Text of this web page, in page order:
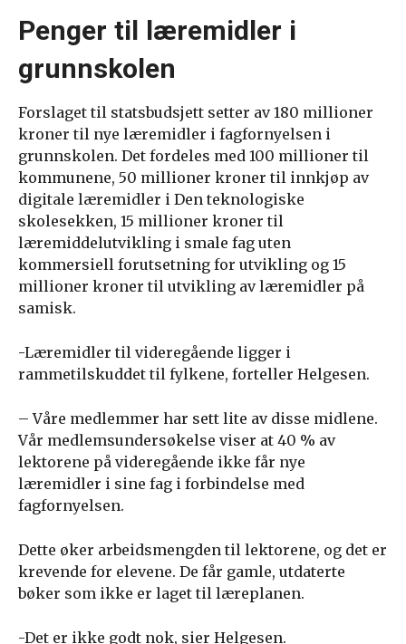
Penger til læremidler i
grunnskolen
Forslaget til statsbudsjett setter av 180 millioner
kroner til nye læremidler i fagfornyelsen i
grunnskolen. Det fordeles med 100 millioner til
kommunene, 50 millioner kroner til innkjøp av
digitale læremidler i Den teknologiske
skolesekken, 15 millioner kroner til
læremiddelutvikling i smale fag uten
kommersiell forutsetning for utvikling og 15
millioner kroner til utvikling av læremidler på
samisk.
-Læremidler til videregående ligger i
rammetilskuddet til fylkene, forteller Helgesen.
– Våre medlemmer har sett lite av disse midlene.
Vår medlemsundersøkelse viser at 40 % av
lektorene på videregående ikke får nye
læremidler i sine fag i forbindelse med
fagfornyelsen.
Dette øker arbeidsmengden til lektorene, og det er
krevende for elevene. De får gamle, utdaterte
bøker som ikke er laget til læreplanen.
-Det er ikke godt nok, sier Helgesen.